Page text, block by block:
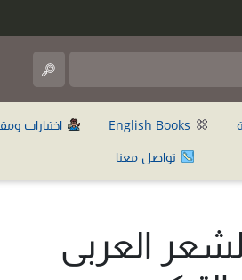
اختبارات
تواصل معنا
العربى